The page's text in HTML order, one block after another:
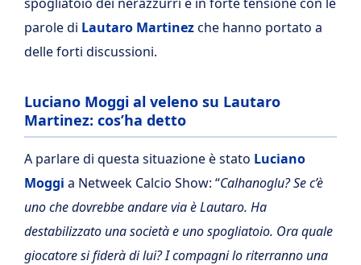
parole di Lautaro Martinezche hanno portato a
delle forti discussioni.
Luciano Moggi al veleno su Lautaro
Martinez: cos’ha detto
A parlare di questa situazione è stato Luciano
Moggi a Netweek Calcio Show: “Calhanoglu? Se c’è
uno che dovrebbe andare via è Lautaro. Ha
destabilizzato una società e uno spogliatoio. Ora quale
giocatore si fiderà di lui? I compagni lo riterranno una